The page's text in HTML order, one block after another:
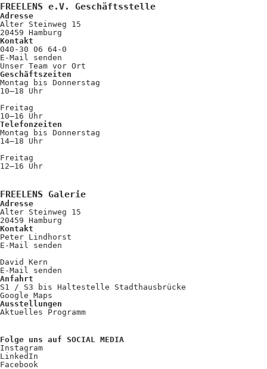
FREELENS e.V. Geschäftsstelle
Adresse
Alter Steinweg 15
20459 Hamburg
Kontakt
040-30 06 64-0
E-Mail senden
Unser Team vor Ort
Geschäftszeiten
Montag bis Donnerstag
10–18 Uhr
Freitag
10–16 Uhr
Telefonzeiten
Montag bis Donnerstag
14–18 Uhr
Freitag
12–16 Uhr
FREELENS Galerie
Adresse
Alter Steinweg 15
20459 Hamburg
Kontakt
Peter Lindhorst
E-Mail senden
David Kern
E-Mail senden
Anfahrt
S1 / S3 bis Haltestelle Stadthausbrücke
Google Maps
Ausstellungen
Aktuelles Programm
Folge uns auf SOCIAL MEDIA
Instagram
LinkedIn
Facebook